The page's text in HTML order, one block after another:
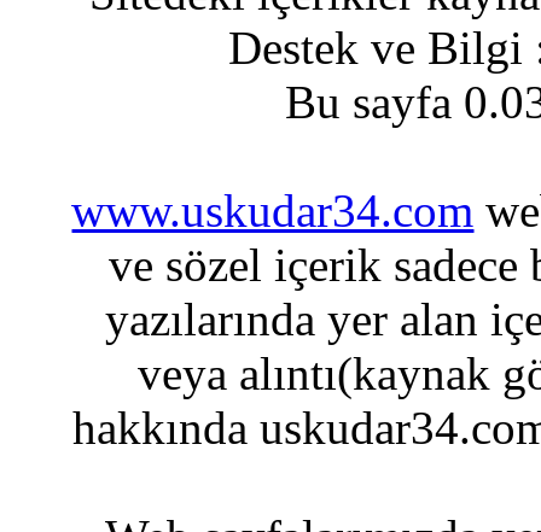
Destek ve
Bu sayfa
www.uskudar34.com
ve sözel içerik sadece
yazılarında yer alan
veya alıntı(kaynak
hakkında